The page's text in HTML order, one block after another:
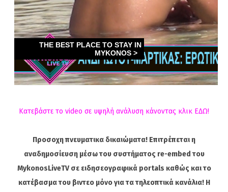
Κατεβάστε το video σε υψηλή ανάλυση κάνοντας κλικ ΕΔΩ!
Προσοχη πνευματικα δικαιώματα! Επιτρέπεται η
αναδημοσίευση μέσω του συστήματος re-embed του
MykonosLiveTV σε ειδησεογραφικά portals καθώς και το
κατέβασμα του βιντεο μόνο για τα τηλεοπτικά κανάλια! Η